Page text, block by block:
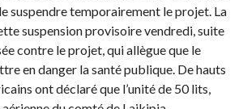
suspendre temporairement le projet. La
suspension provisoire vendredi, suite
contre le projet, qui allègue que le
en danger la santé publique. De hauts
ont déclaré que l’unité de 50 lits,